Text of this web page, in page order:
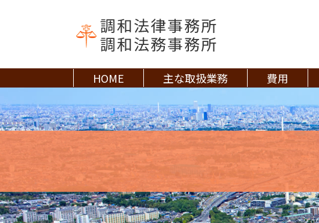
HOME
主な取扱業務 費用